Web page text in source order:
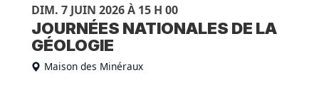
DIM. 7 JUIN 2026 À 15 H 00
JOURNÉES NATIONALES DE LA
GÉOLOGIE
Maison des Minéraux